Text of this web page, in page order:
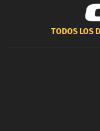
TODOS LOS